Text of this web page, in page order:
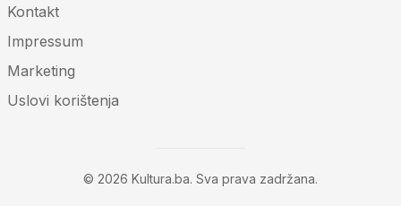
Kontakt
Impressum
Marketing
Uslovi korištenja
© 2026 Kultura.ba. Sva prava zadržana.